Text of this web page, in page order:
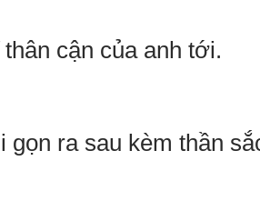
cận của anh tới.
ra sau kèm thần